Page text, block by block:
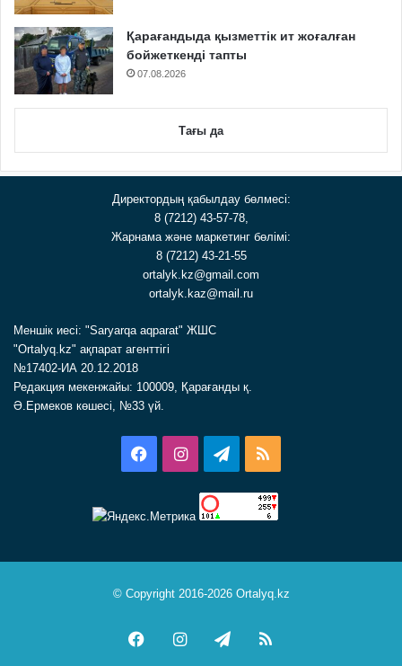
Қарағандыда қызметтік ит жоғалған
бойжеткенді тапты
07.08.2026
Тағы да
Директордың қабылдау бөлмесі:
8 (7212) 43-57-78,
Жарнама және маркетинг бөлімі:
8 (7212) 43-21-55
ortalyk.kz@gmail.com
ortalyk.kaz@mail.ru
Меншік иесі: "Saryarqa aqparat" ЖШС
"Ortalyq.kz" ақпарат агенттігі
№17402-ИА 20.12.2018
Редакция мекенжайы: 100009, Қарағанды қ.
Ә.Ермеков көшесі, №33 үй.
FacebookInstagramTelegram
© Copyright 2016-2026 Ortalyq.kz
FacebookInstagramTelegram